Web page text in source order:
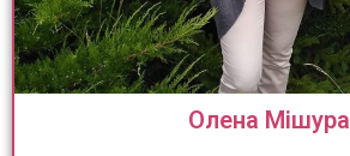
Олена Мішура